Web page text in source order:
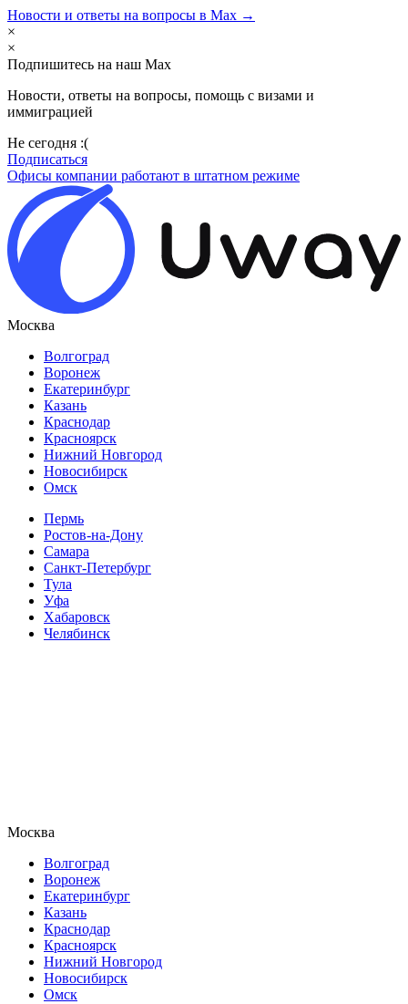
Новости и ответы на вопросы в Max →
×
×
Подпишитесь на наш Max
Новости, ответы на вопросы, помощь с визами и
иммиграцией
Не сегодня :(
Подписаться
Офисы компании работают в штатном режиме
Москва
Волгоград
Воронеж
Екатеринбург
Казань
Краснодар
Красноярск
Нижний Новгород
Новосибирск
Омск
Пермь
Ростов-на-Дону
Самара
Санкт-Петербург
Тула
Уфа
Хабаровск
Челябинск
Москва
Волгоград
Воронеж
Екатеринбург
Казань
Краснодар
Красноярск
Нижний Новгород
Новосибирск
Омск